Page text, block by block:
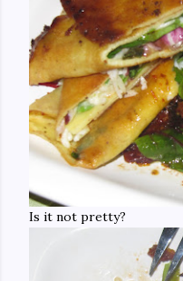
Is it not pretty?